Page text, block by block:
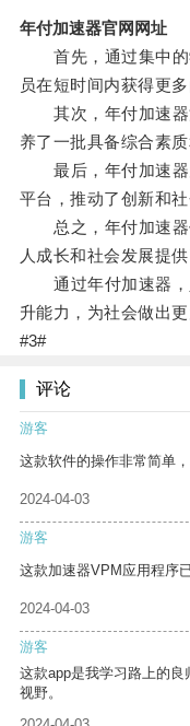
年付加速器官网网址
首先，通过集中的
员在短时间内获得更
其次，年付加速器
养了一批具备综合素
最后，年付加速器
平台，推动了创新和社
总之，年付加速器
人成长和社会发展提
通过年付加速器，
升能力，为社会做出更
#3#
评论
游客
这款软件的操作非常简单
2024-04-03
游客
这款加速器VPM应用程序
2024-04-03
游客
这款app是我学习路上的
视野。